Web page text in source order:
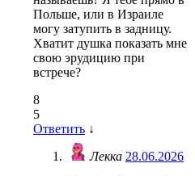
Польше, или в Израиле
могу затупить в задницу.
Хватит душка показать мне
свою эрудицию при
встрече?
8
5
Ответить ↓
Лекка 28.06.2026